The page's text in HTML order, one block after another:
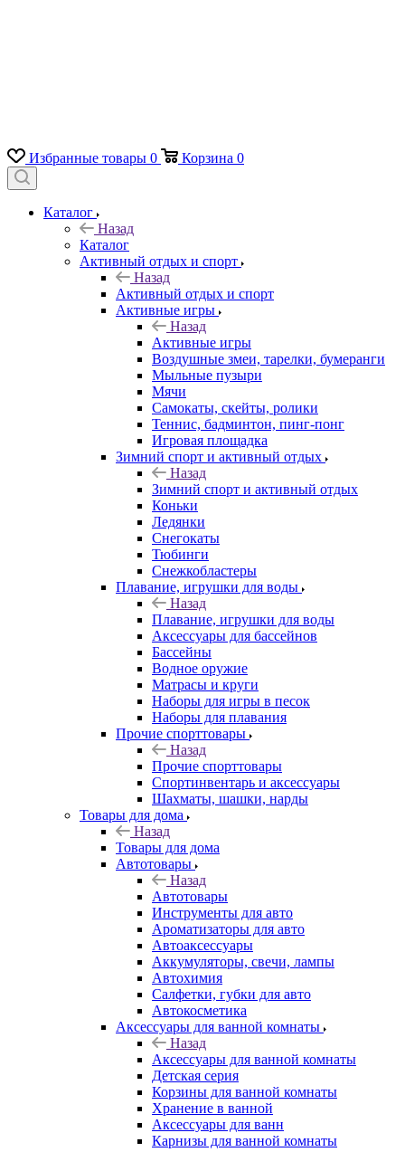
Избранные товары 0 Корзина 0
Каталог
Назад
Каталог
Активный отдых и спорт
Назад
Активный отдых и спорт
Активные игры
Назад
Активные игры
Воздушные змеи, тарелки, бумеранги
Мыльные пузыри
Мячи
Самокаты, скейты, ролики
Теннис, бадминтон, пинг-понг
Игровая площадка
Зимний спорт и активный отдых
Назад
Зимний спорт и активный отдых
Коньки
Ледянки
Снегокаты
Тюбинги
Снежкобластеры
Плавание, игрушки для воды
Назад
Плавание, игрушки для воды
Аксессуары для бассейнов
Бассейны
Водное оружие
Матрасы и круги
Наборы для игры в песок
Наборы для плавания
Прочие спорттовары
Назад
Прочие спорттовары
Спортинвентарь и аксессуары
Шахматы, шашки, нарды
Товары для дома
Назад
Товары для дома
Автотовары
Назад
Автотовары
Инструменты для авто
Ароматизаторы для авто
Автоаксессуары
Аккумуляторы, свечи, лампы
Автохимия
Салфетки, губки для авто
Автокосметика
Аксессуары для ванной комнаты
Назад
Аксессуары для ванной комнаты
Детская серия
Корзины для ванной комнаты
Хранение в ванной
Аксессуары для ванн
Карнизы для ванной комнаты